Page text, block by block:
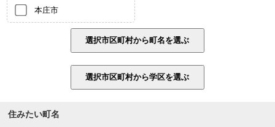
本庄市
住みたい町名